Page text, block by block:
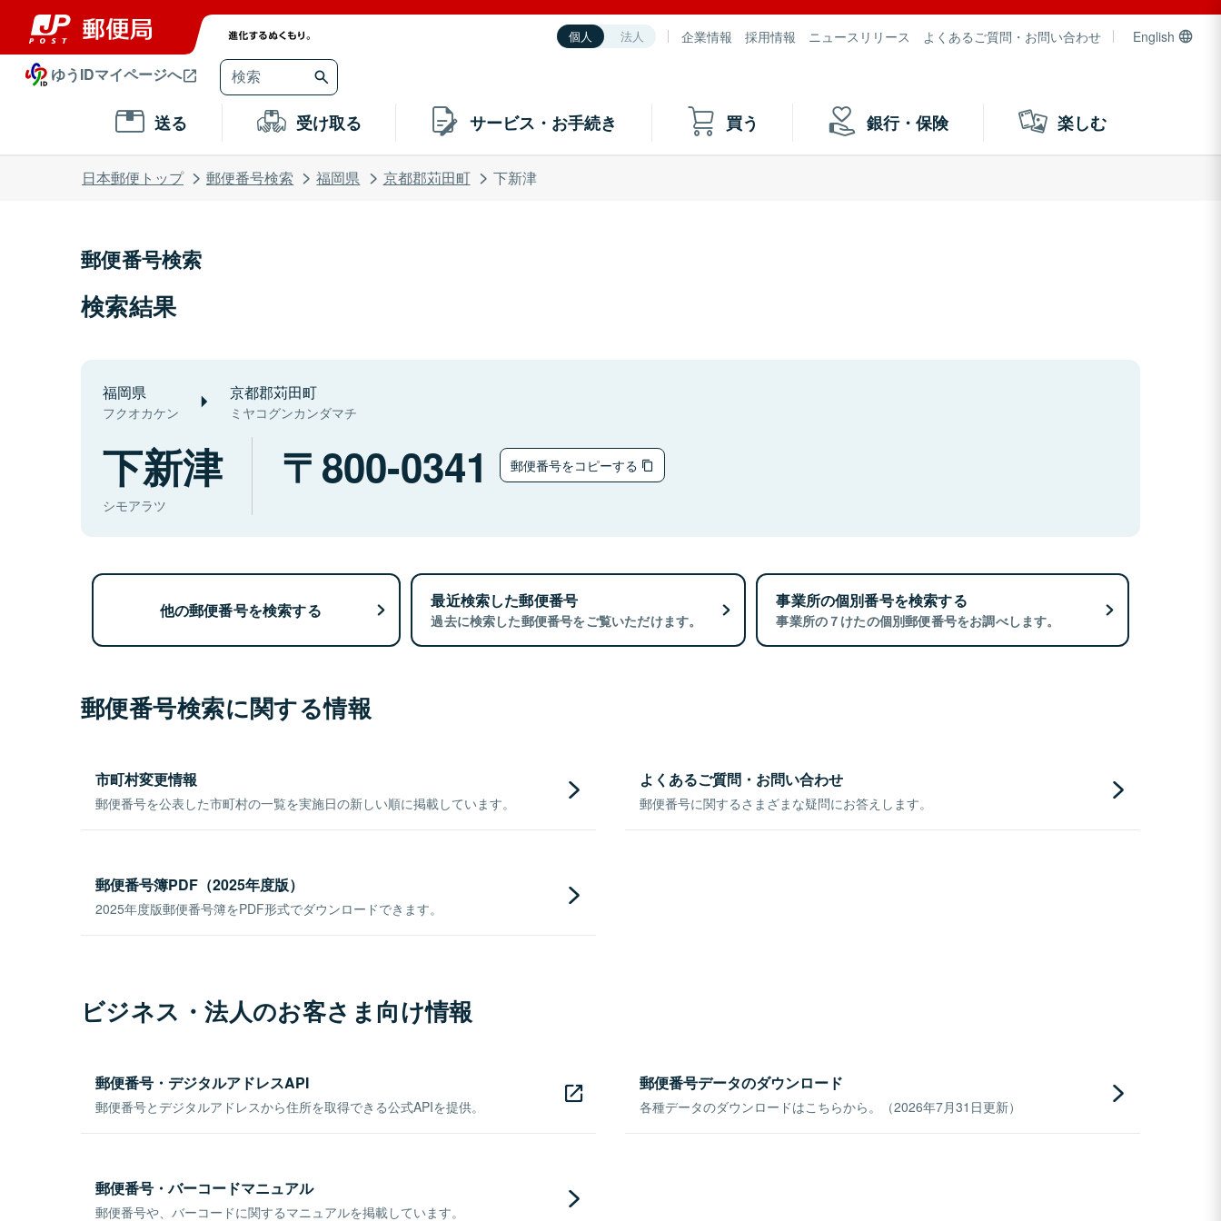
個人 法人 企業情報 採用情報 ニュースリリース よくあるご質問・お問い合わせ English
ゆうIDマイページへ
送る 受け取る サービス・お手続き 買う 銀行・保険 楽しむ
日本郵便トップ 郵便番号検索 福岡県 京都郡苅田町 下新津
郵便番号検索
検索結果
福岡県
フクオカケン
京都郡苅田町
ミヤコグンカンダマチ
下新津
シモアラツ
800-0341 郵便番号をコピーする
他の郵便番号を検索する 最近検索した郵便番号
過去に検索した郵便番号をご覧いただけます。
事業所の個別番号を検索する
事業所の７けたの個別郵便番号をお調べします。
郵便番号検索に関する情報
市町村変更情報
郵便番号を公表した市町村の一覧を実施日の新しい順に掲載しています。
よくあるご質問・お問い合わせ
郵便番号に関するさまざまな疑問にお答えします。
郵便番号簿PDF（2025年度版）
2025年度版郵便番号簿をPDF形式でダウンロードできます。
ビジネス・法人のお客さま向け情報
郵便番号・デジタルアドレスAPI
郵便番号とデジタルアドレスから住所を取得できる公式APIを提供。
郵便番号データのダウンロード
各種データのダウンロードはこちらから。（2026年7月31日更新）
郵便番号・バーコードマニュアル
郵便番号や、バーコードに関するマニュアルを掲載しています。